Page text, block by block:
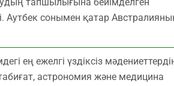
тапшылығына бейімделген
Аутбек сонымен қатар
ең ежелгі үздіксіз
астрономия және медицина